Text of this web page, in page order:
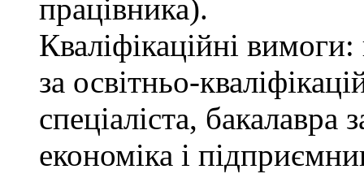
працівника).
Кваліфікаційні
за освітньо-
спеціаліста,
економіка і